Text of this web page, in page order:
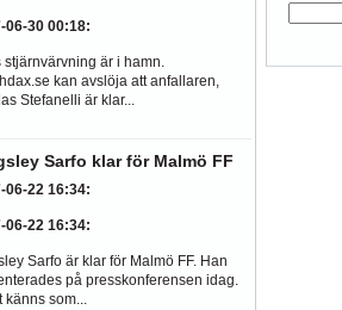
06-30 00:18:
stjärnvärvning är i hamn.
kan avslöja att anfallaren,
Stefanelli är klar...
Sarfo klar för Malmö FF
06-22 16:34:
06-22 16:34:
Sarfo är klar för Malmö FF. Han
på presskonferensen idag.
känns som...